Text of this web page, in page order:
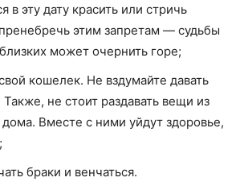
в эту дату красить или стричь
этим запретам — судьбы
может очернить горе;
кошелек. Не вздумайте давать
Также, не стоит раздавать вещи из
Вместе с ними уйдут здоровье,
браки и венчаться.